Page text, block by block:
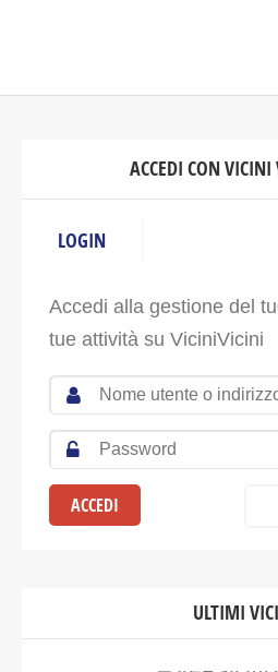
ACCEDI CON
LOGIN
Accedi alla gestione del
tue attività su ViciniVicini
ULTIMI